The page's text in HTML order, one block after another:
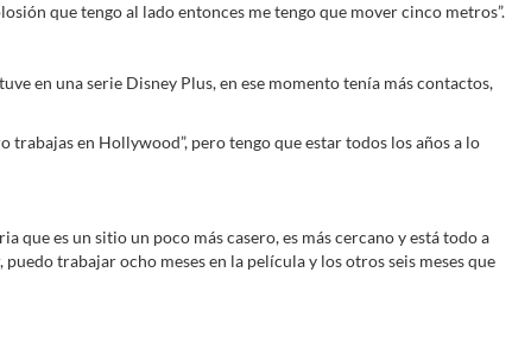
que tengo al lado entonces me tengo que mover cinco metros”.
en una serie Disney Plus, en ese momento tenía más contactos,
trabajas en Hollywood”, pero tengo que estar todos los años a lo
que es un sitio un poco más casero, es más cercano y está todo a
trabajar ocho meses en la película y los otros seis meses que